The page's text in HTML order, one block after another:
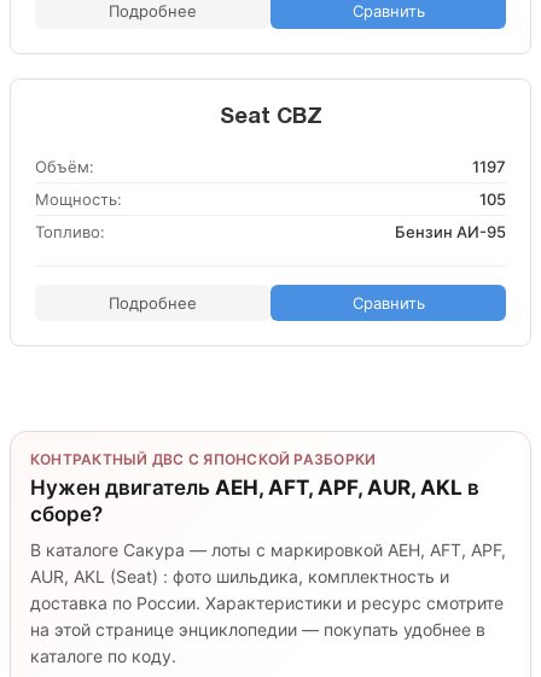
Подробнее Сравнить
Seat CBZ
Объём:
1197
Мощность:
105
Топливо:
Бензин АИ-95
Подробнее Сравнить
КОНТРАКТНЫЙ ДВС С ЯПОНСКОЙ РАЗБОРКИ
Нужен двигатель AEH, AFT, APF, AUR, AKL в
сборе?
В каталоге Сакура — лоты с маркировкой AEH, AFT, APF,
AUR, AKL (Seat) : фото шильдика, комплектность и
доставка по России. Характеристики и ресурс смотрите
на этой странице энциклопедии — покупать удобнее в
каталоге по коду.